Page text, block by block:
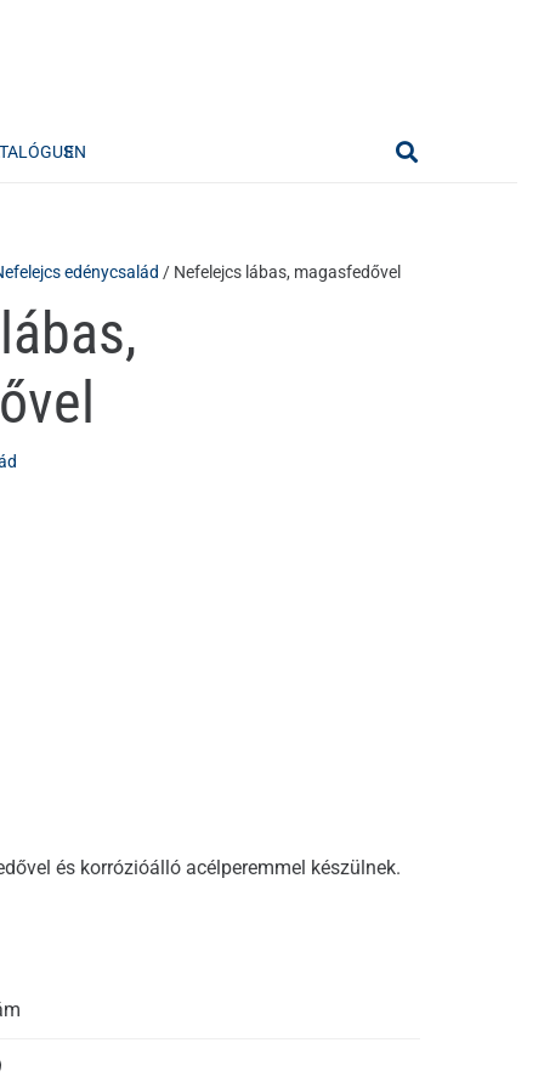
EN
edénycsalád / Nefelejcs lábas, magasfedővel
és korrózióálló acélperemmel készülnek.